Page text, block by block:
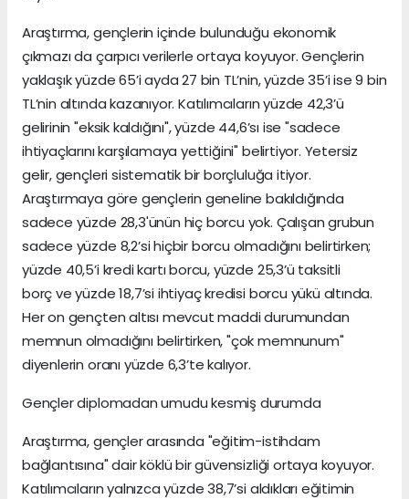
Araştırma, gençlerin içinde bulunduğu ekonomik
çıkmazı da çarpıcı verilerle ortaya koyuyor. Gençlerin
yaklaşık yüzde 65’i ayda 27 bin TL’nin, yüzde 35’i ise 9 bin
TL’nin altında kazanıyor. Katılımcıların yüzde 42,3’ü
gelirinin "eksik kaldığını", yüzde 44,6’sı ise "sadece
ihtiyaçlarını karşılamaya yettiğini" belirtiyor. Yetersiz
gelir, gençleri sistematik bir borçluluğa itiyor.
Araştırmaya göre gençlerin geneline bakıldığında
sadece yüzde 28,3'ünün hiç borcu yok. Çalışan grubun
sadece yüzde 8,2’si hiçbir borcu olmadığını belirtirken;
yüzde 40,5’i kredi kartı borcu, yüzde 25,3’ü taksitli
borç ve yüzde 18,7’si ihtiyaç kredisi borcu yükü altında.
Her on gençten altısı mevcut maddi durumundan
memnun olmadığını belirtirken, "çok memnunum"
diyenlerin oranı yüzde 6,3’te kalıyor.
Gençler diplomadan umudu kesmiş durumda
Araştırma, gençler arasında "eğitim-istihdam
bağlantısına" dair köklü bir güvensizliği ortaya koyuyor.
Katılımcıların yalnızca yüzde 38,7’si aldıkları eğitimin